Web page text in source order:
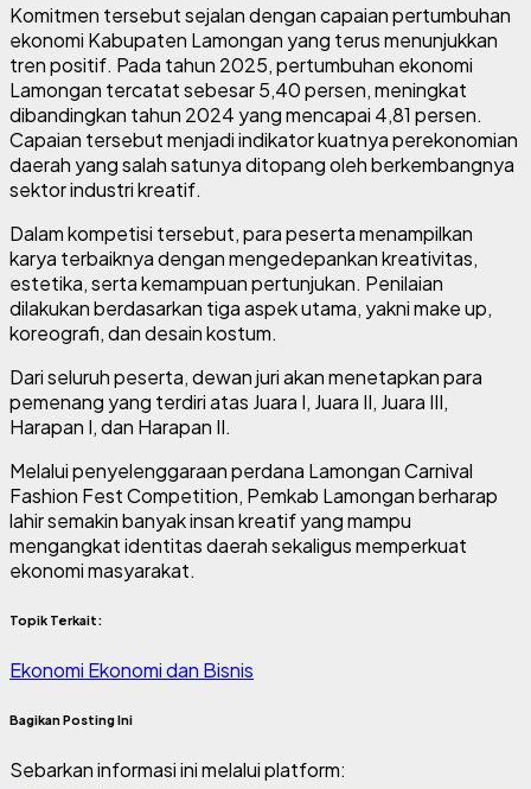
Komitmen tersebut sejalan dengan capaian pertumbuhan
ekonomi Kabupaten Lamongan yang terus menunjukkan
tren positif. Pada tahun 2025, pertumbuhan ekonomi
Lamongan tercatat sebesar 5,40 persen, meningkat
dibandingkan tahun 2024 yang mencapai 4,81 persen.
Capaian tersebut menjadi indikator kuatnya perekonomian
daerah yang salah satunya ditopang oleh berkembangnya
sektor industri kreatif.
Dalam kompetisi tersebut, para peserta menampilkan
karya terbaiknya dengan mengedepankan kreativitas,
estetika, serta kemampuan pertunjukan. Penilaian
dilakukan berdasarkan tiga aspek utama, yakni make up,
koreografi, dan desain kostum.
Dari seluruh peserta, dewan juri akan menetapkan para
pemenang yang terdiri atas Juara I, Juara II, Juara III,
Harapan I, dan Harapan II.
Melalui penyelenggaraan perdana Lamongan Carnival
Fashion Fest Competition, Pemkab Lamongan berharap
lahir semakin banyak insan kreatif yang mampu
mengangkat identitas daerah sekaligus memperkuat
ekonomi masyarakat.
Topik Terkait:
Ekonomi Ekonomi dan Bisnis
Bagikan Posting Ini
Sebarkan informasi ini melalui platform: